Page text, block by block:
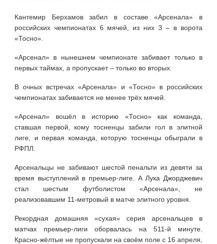
Кантемир Берхамов забил в составе «Арсенала» в
российских чемпионатах 6 мячей, из них 3 – в ворота
«Тосно».
«Арсенал» в нынешнем чемпионате забивает только в
первых таймах, а пропускает – только во вторых.
В очных встречах «Арсенала» и «Тосно» в российских
чемпионатах забивается не менее трёх мячей.
«Арсенал» вошёл в историю «Тосно» как команда,
ставшая первой, кому тосненцы забили гол в элитной
лиге, и первая команда, которую тосненцы обыграли в
РФПЛ.
Арсенальцы не забивают шестой пенальти из девяти за
время выступлений в премьер-лиге. А Лука Джорджевич
стал шестым футболистом «Арсенала», не
реализовавшим 11-метровый в матче элитного уровня.
Рекордная домашняя «сухая» серия арсенальцев в
матчах премьер-лиги оборвалась на 511-й минуте.
Красно-жёлтые не пропускали на своём поле с 16 апреля,